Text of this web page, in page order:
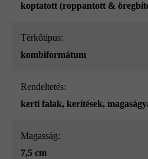
koptatott (roppantott &
Térkőtípus:
kombiformátum
Rendeltetés:
kerti falak, kerítések,
Magasság:
7,5 cm